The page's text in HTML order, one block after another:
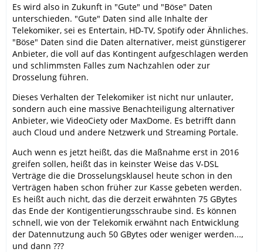
Es wird also in Zukunft in "Gute" und "Böse" Daten
unterschieden. "Gute" Daten sind alle Inhalte der
Telekomiker, sei es Entertain, HD-TV, Spotify oder Ähnliches.
"Böse" Daten sind die Daten alternativer, meist günstigerer
Anbieter, die voll auf das Kontingent aufgeschlagen werden
und schlimmsten Falles zum Nachzahlen oder zur
Drosselung führen.
Dieses Verhalten der Telekomiker ist nicht nur unlauter,
sondern auch eine massive Benachteiligung alternativer
Anbieter, wie VideoCiety oder MaxDome. Es betrifft dann
auch Cloud und andere Netzwerk und Streaming Portale.
Auch wenn es jetzt heißt, das die Maßnahme erst in 2016
greifen sollen, heißt das in keinster Weise das V-DSL
Verträge die die Drosselungsklausel heute schon in den
Verträgen haben schon früher zur Kasse gebeten werden.
Es heißt auch nicht, das die derzeit erwähnten 75 GBytes
das Ende der Kontigentierungsschraube sind. Es können
schnell, wie von der Telekomik erwähnt nach Entwicklung
der Datennutzung auch 50 GBytes oder weniger werden...,
und dann ???